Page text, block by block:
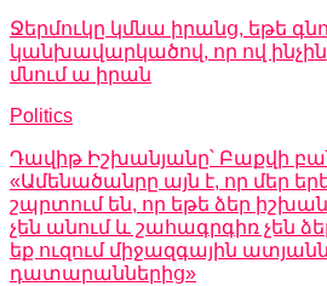
Ջերմուկը կմնա իրանց, եթե
կանխավարկածով, որ ով
մնում ա իրան
Politics
Դավիթ Իշխանյանը՝ Բաքվի
«Ամենածանրը այն է, որ մեր
շպրտում են, որ եթե ձեր
չեն անում և շահագրգիռ չեն
եք ուզում միջազգային
դատարաններից»